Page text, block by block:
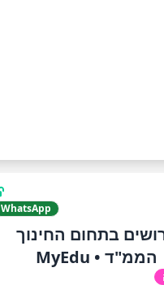
WhatsApp
בתחום החינוך
הממ"ד • MyEdu